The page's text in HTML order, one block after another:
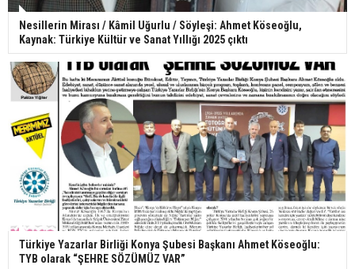
Nesillerin Mirası / Kâmil Uğurlu / Söyleşi: Ahmet Köseoğlu,
Kaynak: Türkiye Kültür ve Sanat Yıllığı 2025 çıktı
Türkiye Yazarlar Birliği Konya Şubesi Başkanı Ahmet Köseoğlu:
TYB olarak “ŞEHRE SÖZÜMÜZ VAR”